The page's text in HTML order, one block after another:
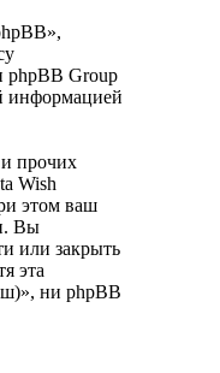
phpBB Group
информацией
прочих
Wish
этом ваш
Вы
или закрыть
эта
ни phpBB